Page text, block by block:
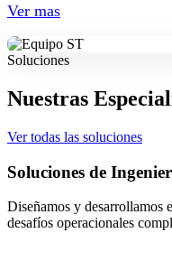
Ver mas
Soluciones
Nuestras
Ver todas las soluciones
Soluciones de
Diseñamos y desarrollamos
desafíos operacionales